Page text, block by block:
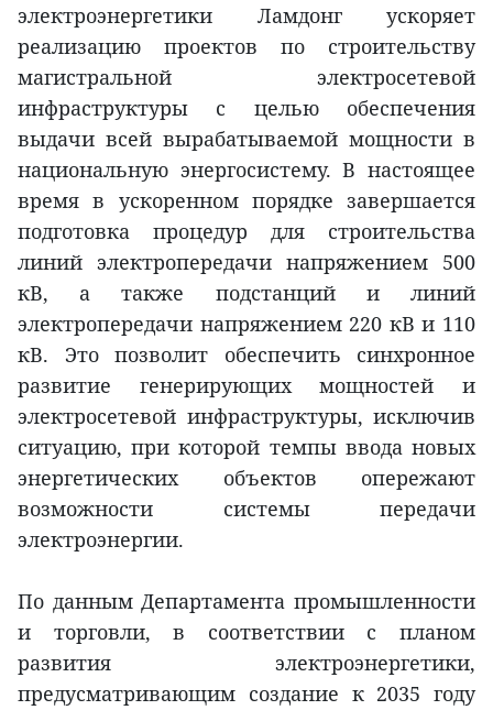
электроэнергетики Ламдонг ускоряет
реализацию проектов по строительству
магистральной электросетевой
инфраструктуры с целью обеспечения
выдачи всей вырабатываемой мощности в
национальную энергосистему. В настоящее
время в ускоренном порядке завершается
подготовка процедур для строительства
линий электропередачи напряжением 500
кВ, а также подстанций и линий
электропередачи напряжением 220 кВ и 110
кВ. Это позволит обеспечить синхронное
развитие генерирующих мощностей и
электросетевой инфраструктуры, исключив
ситуацию, при которой темпы ввода новых
энергетических объектов опережают
возможности системы передачи
электроэнергии.
По данным Департамента промышленности
и торговли, в соответствии с планом
развития электроэнергетики,
предусматривающим создание к 2035 году